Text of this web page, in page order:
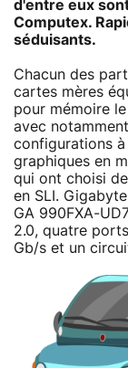
d'entre eux
Computex.
séduisants.
Chacun des
cartes mères
pour mémoire
avec
configurations
graphiques en
qui ont choisi
en SLI.
GA 990FXA-
2.0, quatre
Gb/s et un